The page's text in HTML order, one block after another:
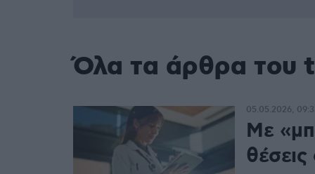
Όλα τα άρθρα του
Με
05.05.2026,